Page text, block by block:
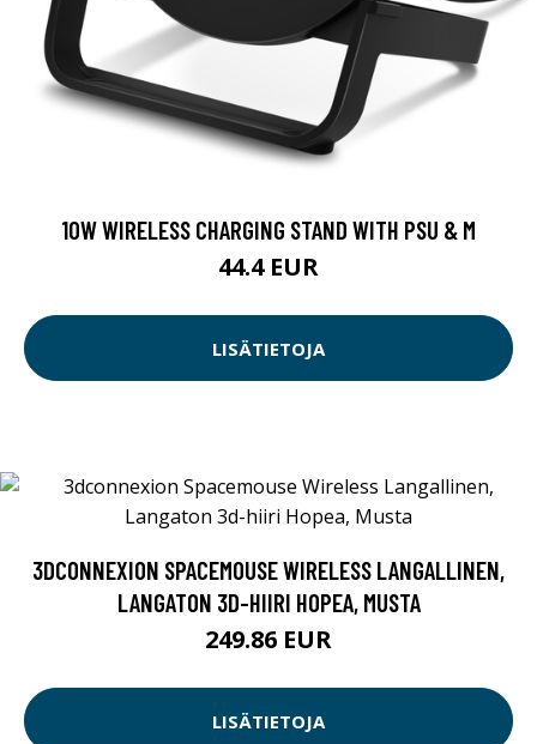
10W WIRELESS CHARGING STAND WITH PSU & M
44.4 EUR
LISÄTIETOJA
3DCONNEXION SPACEMOUSE WIRELESS LANGALLINEN,
LANGATON 3D-HIIRI HOPEA, MUSTA
249.86 EUR
LISÄTIETOJA